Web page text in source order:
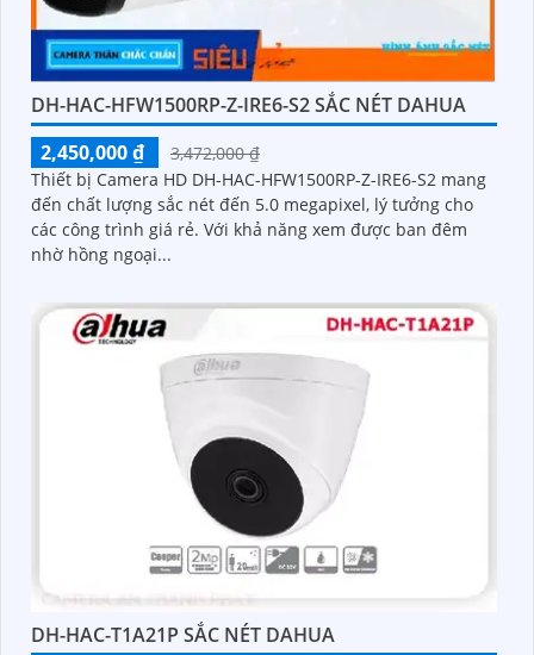
DH-HAC-HFW1500RP-Z-IRE6-S2 SẮC NÉT DAHUA
2,450,000 ₫
3,472,000 ₫
Thiết bị Camera HD DH-HAC-HFW1500RP-Z-IRE6-S2 mang
đến chất lượng sắc nét đến 5.0 megapixel, lý tưởng cho
các công trình giá rẻ. Với khả năng xem được ban đêm
nhờ hồng ngoại...
DH-HAC-T1A21P SẮC NÉT DAHUA